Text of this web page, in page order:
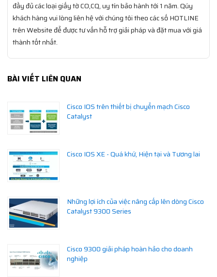
đầy đủ các loại giấy tờ CO,CQ, uy tín bảo hành tới 1 năm. Qúy
khách hàng vui lòng liên hệ với chúng tôi theo các số HOTLINE
trên Website để được tư vấn hỗ trợ giải pháp và đặt mua với giá
thành tốt nhất.
BÀI VIẾT LIÊN QUAN
Cisco IOS trên thiết bị chuyển mạch Cisco
Catalyst
Cisco IOS XE - Quá khứ, Hiện tại và Tương lai
Những lợi ích của việc nâng cấp lên dòng Cisco
Catalyst 9300 Series
Cisco 9300 giải pháp hoàn hảo cho doanh
nghiệp